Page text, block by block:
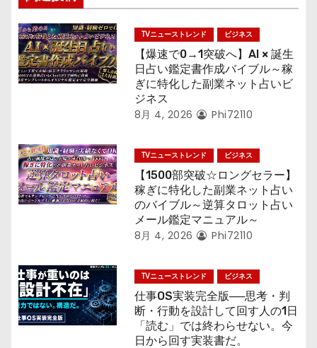
ン
TVニューストレンド ビジネス
【爆速で0→1突破へ】AI × 誕生
日占い鑑定書作成バイブル～稼
ぎに特化した副業ネット占いビ
ジネス
8月 4, 2026 Phi72110
TVニューストレンド ビジネス
【1500部突破☆ロングセラー】
稼ぎに特化した副業ネット占い
のバイブル～逆算タロット占い
メール鑑定マニュアル～
8月 4, 2026 Phi72110
TVニューストレンド ビジネス
仕事OS実装完全版──思考・判
断・行動を設計して回す人の1日
「読む」では終わらせない。今
日から回す実装書だ。